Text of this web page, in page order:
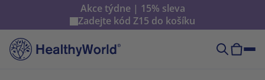
Akce týdne | 15% sleva
Zadejte kód Z15 do košíku